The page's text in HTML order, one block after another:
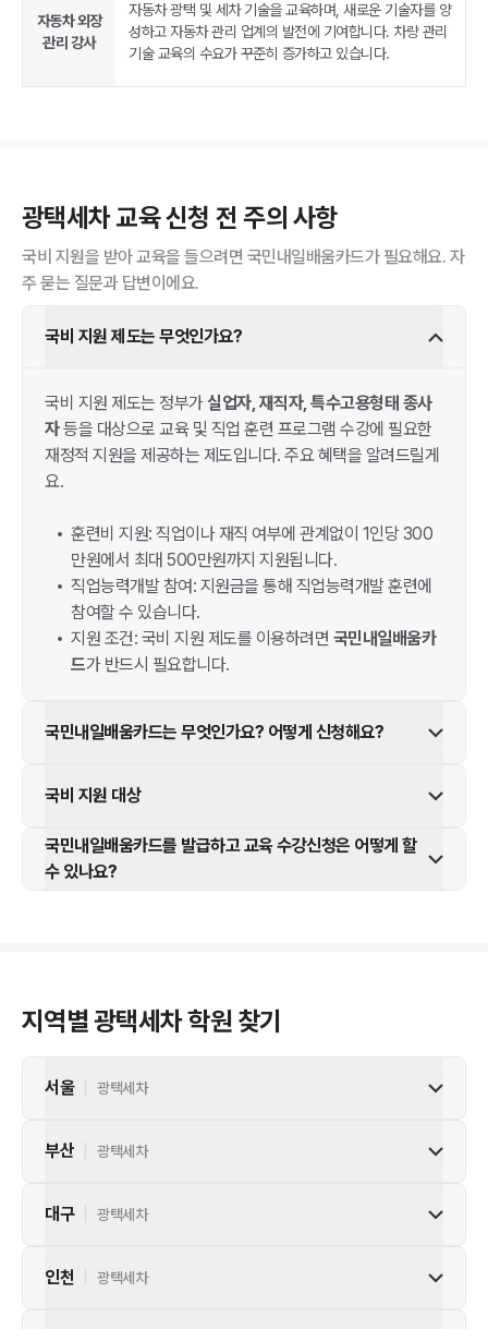
자동차 외장
관리 강사
자동차 광택 및 세차 기술을 교육하며, 새로운 기술자를 양
성하고 자동차 관리 업계의 발전에 기여합니다. 차량 관리
기술 교육의 수요가 꾸준히 증가하고 있습니다.
광택세차교육 신청 전 주의 사항
국비 지원을 받아 교육을 들으려면 국민내일배움카드가 필요해요. 자
주 묻는 질문과 답변이에요.
국비 지원 제도는 무엇인가요?
국비 지원 제도는 정부가실업자, 재직자, 특수고용형태 종사
자등을 대상으로 교육 및 직업 훈련 프로그램 수강에 필요한
재정적 지원을 제공하는 제도입니다. 주요 혜택을 알려드릴게
요.
훈련비 지원: 직업이나 재직 여부에 관계없이 1인당 300
만원에서 최대 500만원까지 지원됩니다.
직업능력개발 참여: 지원금을 통해 직업능력개발 훈련에
참여할 수 있습니다.
지원 조건: 국비 지원 제도를 이용하려면 국민내일배움카
드가 반드시 필요합니다.
국민내일배움카드는 무엇인가요? 어떻게 신청해요?
국비 지원 대상
국민내일배움카드를 발급하고 교육 수강신청은 어떻게 할
수 있나요?
지역별광택세차학원 찾기
서울 광택세차
부산 광택세차
대구 광택세차
인천 광택세차